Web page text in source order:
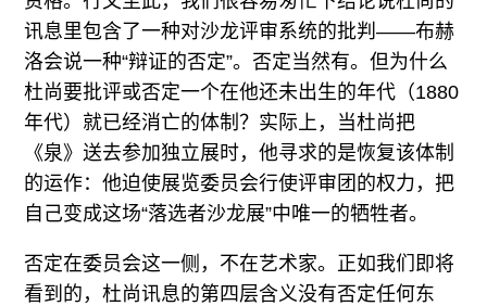
讯息里包含了一种对沙龙评审系统的批判——布赫
洛会说一种“辩证的否定”。否定当然有。但为什么
杜尚要批评或否定一个在他还未出生的年代（1880
年代）就已经消亡的体制？实际上，当杜尚把
《泉》送去参加独立展时，他寻求的是恢复该体制
的运作：他迫使展览委员会行使评审团的权力，把
自己变成这场“落选者沙龙展”中唯一的牺牲者。
否定在委员会这一侧，不在艺术家。正如我们即将
看到的，杜尚讯息的第四层含义没有否定任何东